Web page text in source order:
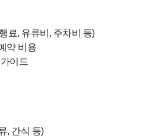
료, 유류비, 주차비 등)
약 비용
이드
, 간식 등)